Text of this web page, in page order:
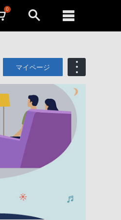
0
マイページ